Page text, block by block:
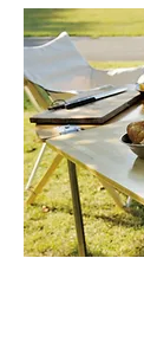
ตัวแทนจำห
เพื่อให้คุณไ
ประสบการ
ยาว
อ่านต่อเรื่อ
ตรงนี้
>>https://
warranty